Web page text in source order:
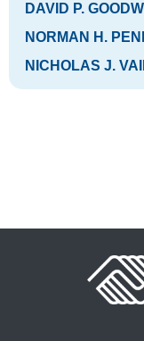
DAVID P.
NORMAN H.
NICHOLAS J.